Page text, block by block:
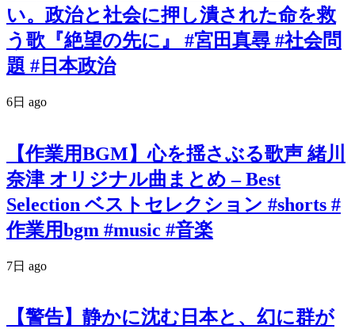
い。政治と社会に押し潰された命を救
う歌『絶望の先に』 #宮田真尋 #社会問
題 #日本政治
6日 ago
【作業用BGM】心を揺さぶる歌声 緒川
奈津 オリジナル曲まとめ – Best
Selection ベストセレクション #shorts #
作業用bgm #music #音楽
7日 ago
【警告】静かに沈む日本と、幻に群が